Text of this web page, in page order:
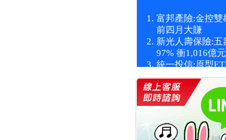
富邦產險:金控雙
前四月大賺
新光人壽保險:五
97% 衝1,016億元
統一投信:原型
統一投信:主動式
價 被盯上
新光人壽保險:新
價金將達996億
宇辰系統科技:宇